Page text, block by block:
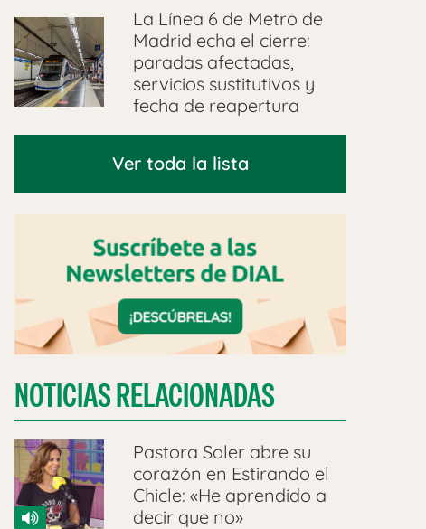
La Línea 6 de Metro de
Madrid echa el cierre:
paradas afectadas,
servicios sustitutivos y
fecha de reapertura
Ver toda la lista
NOTICIAS RELACIONADAS
Pastora Soler abre su
corazón en Estirando el
Chicle: «He aprendido a
decir que no»